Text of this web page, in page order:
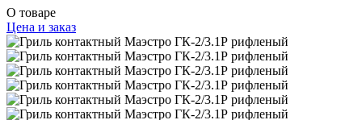
О товаре
Цена и заказ